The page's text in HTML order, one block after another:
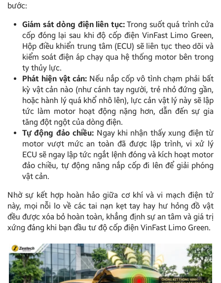
bước:
Giám sát dòng điện liên tục:Trong suốt quá trình cửa
cốp đóng lại sau khi độ cốp điện VinFast Limo Green,
Hộp điều khiển trung tâm (ECU) sẽ liên tục theo dõi và
kiểm soát điện áp chạy qua hệ thống motor bên trong
ty thủy lực.
Phát hiện vật cản: Nếu nắp cốp vô tình chạm phải bất
kỳ vật cản nào (như cánh tay người, trẻ nhỏ đứng gần,
hoặc hành lý quá khổ nhô lên), lực cản vật lý này sẽ lập
tức làm motor hoạt động nặng hơn, dẫn đến sự gia
tăng đột ngột của dòng điện.
Tự động đảo chiều: Ngay khi nhận thấy xung điện từ
motor vượt mức an toàn đã được lập trình, vi xử lý
ECU sẽ ngay lập tức ngắt lệnh đóng và kích hoạt motor
đảo chiều, tự động nâng nắp cốp đi lên để giải phóng
vật cản.
Nhờ sự kết hợp hoàn hảo giữa cơ khí và vi mạch điện tử
này, mọi nỗi lo về các tai nạn kẹt tay hay hư hỏng đồ vật
đều được xóa bỏ hoàn toàn, khẳng định sự an tâm và giá trị
xứng đáng khi bạn đầu tư độ cốp điện VinFast Limo Green.